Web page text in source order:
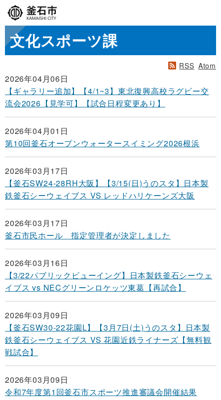
文化スポーツ課
RSS Atom
2026年04月06日
【ギャラリー追加】【4/1~3】東北復興高校ラグビー交
流会2026【見学可】【試合日程変更あり】
2026年04月01日
第10回釜石オープンウォータースイミング2026根浜
2026年03月17日
【釜石SW24-28RH大阪】【3/15(日)うのスタ】日本製
鉄釜石シーウェイブス VS レッドハリケーンズ大阪
2026年03月17日
釜石市民ホール 指定管理者が決定しました
2026年03月16日
【3/22パブリックビューイング】日本製鉄釜石シーウェ
イブス vs NECグリーンロケッツ東葛【再試合】
2026年03月09日
【釜石SW30-22花園L】【3月7日(土)うのスタ】日本製
鉄釜石シーウェイブス VS 花園近鉄ライナーズ【無料観
戦試合】
2026年03月09日
令和7年度第1回釜石市スポーツ推進審議会開催結果